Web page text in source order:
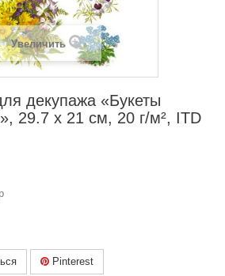
Увеличить
декупажа «Букеты
29.7 x 21 см, 20 г/м², ITD
Pinterest